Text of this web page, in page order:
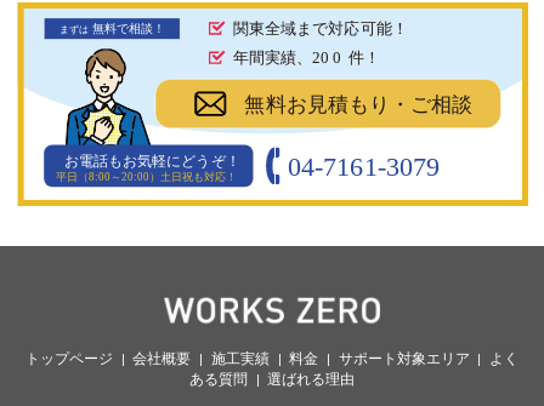
無料お見積もり・ご相談
まずは 無料で相談！
関東全域まで対応可能！
年間実績、20 0 件！
04-7161-3079
お電話もお気軽にどうぞ！
平日（8:00～20:00）土日祝も対応！
トップページ 会社概要 施工実績 料金 サポート対象エリア
よく
ある質問
選ばれる理由